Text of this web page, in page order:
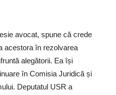
avocat, spune că crede
acestora în rezolvarea
alegătorii. Ea își
în Comisia Juridică și
Deputatul USR a